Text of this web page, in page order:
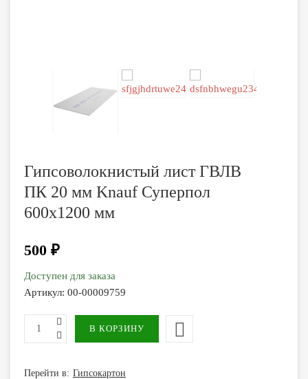
Гипсоволокнистый лист ГВЛВ
ПК 20 мм Knauf Суперпол
600х1200 мм
500 ₽
Доступен для заказа
Артикул: 00-00009759
Перейти в: Гипсокартон